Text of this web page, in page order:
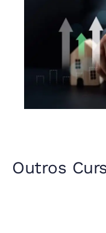
Outros